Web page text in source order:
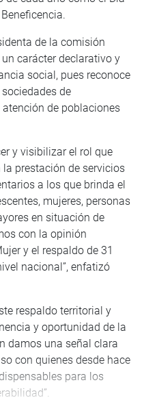
de la comisión
carácter declarativo y
social, pues reconoce
de
de poblaciones
y visibilizar el rol que
prestación de servicios
a los que brinda el
mujeres, personas
en situación de
con la opinión
y el respaldo de 31
nacional”, enfatizó
respaldo territorial y
y oportunidad de la
damos una señal clara
con quienes desde hace
para los